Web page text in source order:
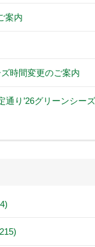
案内
時間変更のご案内
通り’26グリーンシー